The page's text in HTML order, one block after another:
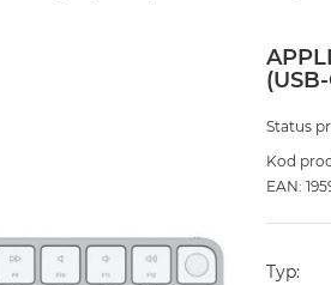
Status
Kod
EAN:
Typ